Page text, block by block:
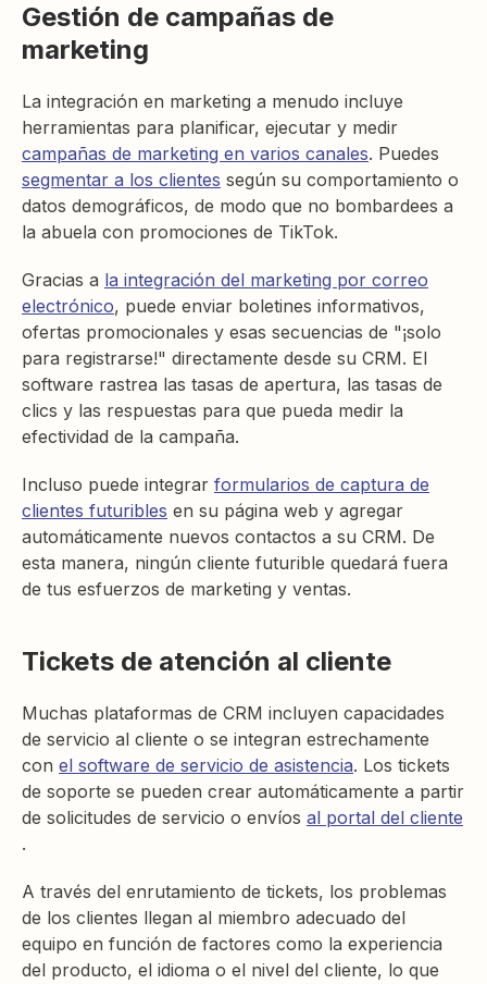
Gestión de campañas de
marketing
La integración en marketing a menudo incluye
herramientas para planificar, ejecutar y medir
campañas de marketing en varios canales. Puedes
segmentar a los clientes según su comportamiento o
datos demográficos, de modo que no bombardees a
la abuela con promociones de TikTok.
Gracias a la integración del marketing por correo
electrónico, puede enviar boletines informativos,
ofertas promocionales y esas secuencias de "¡solo
para registrarse!" directamente desde su CRM. El
software rastrea las tasas de apertura, las tasas de
clics y las respuestas para que pueda medir la
efectividad de la campaña.
Incluso puede integrar formularios de captura de
clientes futuribles en su página web y agregar
automáticamente nuevos contactos a su CRM. De
esta manera, ningún cliente futurible quedará fuera
de tus esfuerzos de marketing y ventas.
Tickets de atención al cliente
Muchas plataformas de CRM incluyen capacidades
de servicio al cliente o se integran estrechamente
con el software de servicio de asistencia. Los tickets
de soporte se pueden crear automáticamente a partir
de solicitudes de servicio o envíos al portal del cliente
.
A través del enrutamiento de tickets, los problemas
de los clientes llegan al miembro adecuado del
equipo en función de factores como la experiencia
del producto, el idioma o el nivel del cliente, lo que